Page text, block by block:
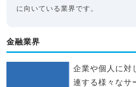
に向いている業界です。
金融業界
企業や個人に対
連する様々なサ